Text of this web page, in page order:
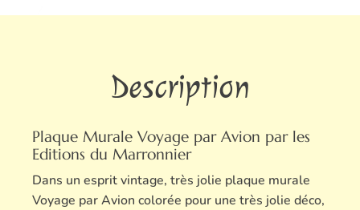
Description
Plaque Murale Voyage par Avion par les
Editions du Marronnier
Dans un esprit vintage, très jolie plaque murale
Voyage par Avion colorée pour une très jolie déco,